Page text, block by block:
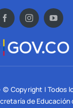
Copyright | Todos
de Educación